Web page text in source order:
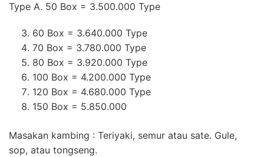
Type A. 50 Box = 3.500.000 Type
60 Box = 3.640.000 Type
70 Box = 3.780.000 Type
80 Box = 3.920.000 Type
100 Box = 4.200.000 Type
120 Box = 4.680.000 Type
150 Box = 5.850.000
Masakan kambing : Teriyaki, semur atau sate. Gule,
sop, atau tongseng.